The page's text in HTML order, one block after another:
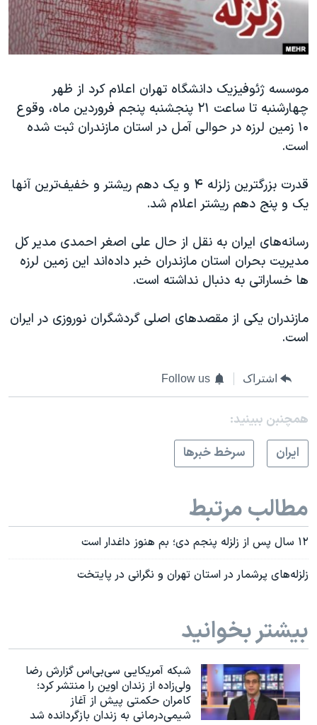
فرهنگ و زندگی
حقوق شهروندی
علم و فناوری
اسرائیل در جنگ
مستندها
انتخابات ریاست جمهوری آمریکا ۲۰۲۴
رمز مهسا
ورزش زنان در ایران
تریبونال مردمی آبان ۹۸
چهل سال گروگان‌گیری
قانون شفافیت دارائی کادر رهبری ایران
اسرائیل در جنگ
نرگس محمدی برنده جایزه نوبل صلح
همایش محافظه‌کاران آمریکا «سی‌پک»
صفحه‌های ویژه
سفر پرزیدنت ترامپ به چین
دنبال کنید
زبانهای مختلف
موسسه ژئوفیزیک دانشگاه تهران اعلام کرد از ظهر
چهارشنبه تا ساعت ۲۱ پنجشنبه پنجم فروردین ماه، وقوع
۱۰ زمین لرزه در حوالی آمل در استان مازندران ثبت شده
است.
قدرت بزرگترین زلزله ۴ و یک دهم ریشتر و خفیف‌ترین آنها
یک و پنج دهم ریشتر اعلام شد.
رسانه‌های ایران به نقل از حال علی اصغر احمدی مدیر کل
مدیریت بحران استان مازندران خبر داده‌اند این زمین لرزه
ها خساراتی به دنبال نداشته است.
مازندران یکی از مقصدهای اصلی گردشگران نوروزی در ایران
است.
اشتراک Follow us
همچنبن ببینید:
ايران
سرخط خبرها
مطالب مرتبط
۱۲ سال پس از زلزله پنجم دی؛ بم هنوز داغدار است
زلزله‌های پرشمار در استان تهران و نگرانی در پایتخت
بیشتر بخوانید
شبکه آمریکایی سی‌بی‌‌اس گزارش رضا
ولی‌زاده از زندان اوین را منتشر کرد؛
کامران حکمتی پیش از آغاز
شیمی‌درمانی به زندان بازگردانده شد